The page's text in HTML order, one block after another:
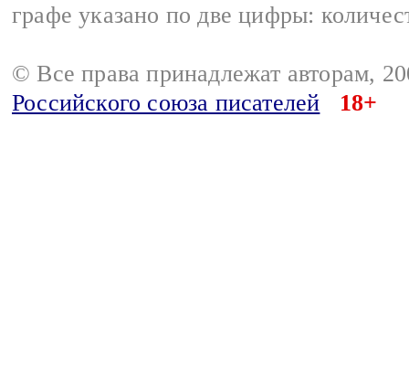
графе указано по две цифры:
© Все права принадлежат авторам,
Российского союза писателей
18+